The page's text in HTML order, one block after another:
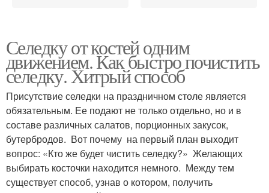
Селедку от костей одним
движением. Как быстро почистить
селедку. Хитрый способ
Присутствие селедки на праздничном столе является
обязательным. Ее подают не только отдельно, но и в
составе различных салатов, порционных закусок,
бутербродов. Вот почему на первый план выходит
вопрос: «Кто же будет чистить селедку?» Желающих
выбирать косточки находится немного. Между тем
существует способ, узнав о котором, получить